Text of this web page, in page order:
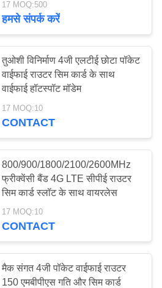
17 MOQ:500
हमसे संपर्क करें
तुओशी विनिर्माण 4जी एलटीई छोटा पॉकेट
वाईफाई राउटर सिम कार्ड के साथ
वाईफाई हॉटस्पॉट मॉडेम
17 MOQ:10
CONTACT
800/900/1800/2100/2600MHz
फ्रीक्वेंसी बैंड 4G LTE सीपीई राउटर
सिम कार्ड स्लॉट के साथ वायरलेस
17 MOQ:10
CONTACT
मैक संगत 4जी पॉकेट वाईफाई राउटर
150 एमबीपीएस गति और सिम कार्ड